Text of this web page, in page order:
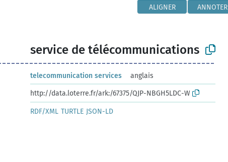
ALIGNER ANNOTER
service de télécommunications
telecommunication services
anglais
http://data.loterre.fr/ark:/67375/QJP-NBGH5LDC-W
RDF/XML TURTLE JSON-LD